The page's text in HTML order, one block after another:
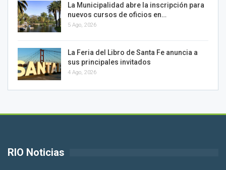
La Municipalidad abre la inscripción para
nuevos cursos de oficios en…
5 Ago, 2026
La Feria del Libro de Santa Fe anuncia a
sus principales invitados
4 Ago, 2026
RIO Noticias